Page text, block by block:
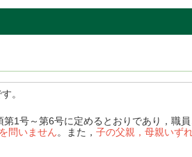
。
第1号～第6号に定めるとおりであり，職
問いません。また，子の父親，母親いず